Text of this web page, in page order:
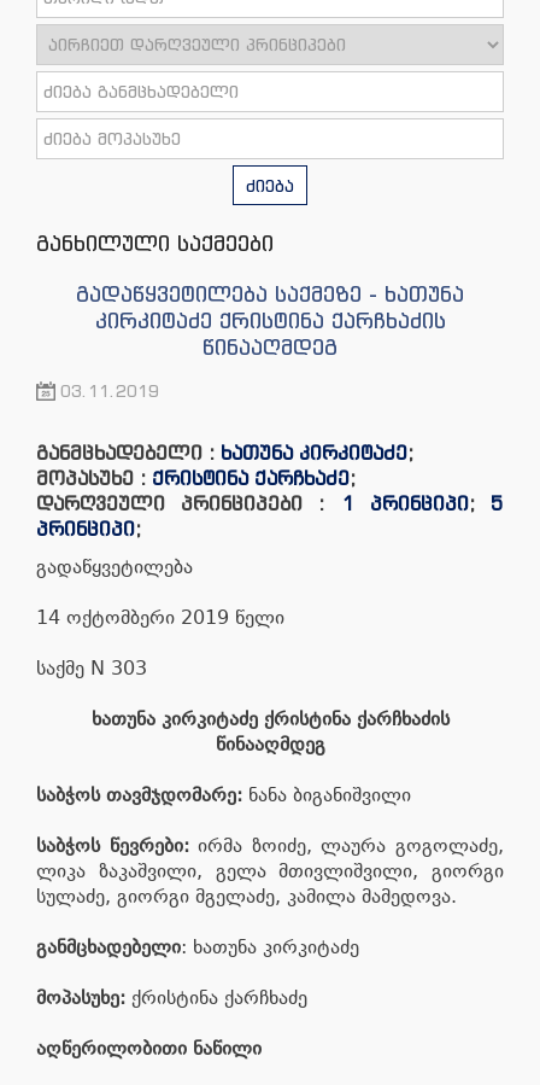
ძიება
განხილული საქმეები
გადაწყვეტილება საქმეზე - ხათუნა
კირკიტაძე ქრისტინა ქარჩხაძის
წინააღმდეგ
03.11.2019
განმცხადებელი : ხათუნა კირკიტაძე;
მოპასუხე : ქრისტინა ქარჩხაძე;
დარღვეული პრინციპები :
1 პრინციპი; 5
პრინციპი;
გადაწყვეტილება
14 ოქტომბერი 2019 წელი
საქმე N 303
ხათუნა კირკიტაძე ქრისტინა ქარჩხაძის
წინააღმდეგ
საბჭოს თავმჯდომარე: ნანა ბიგანიშვილი
საბჭოს წევრები:ირმა ზოიძე, ლაურა გოგოლაძე,
ლიკა ზაკაშვილი, გელა მთივლიშვილი, გიორგი
სულაძე, გიორგი მგელაძე, კამილა მამედოვა.
განმცხადებელი: ხათუნა კირკიტაძე
მოპასუხე: ქრისტინა ქარჩხაძე
აღწერილობითი ნაწილი